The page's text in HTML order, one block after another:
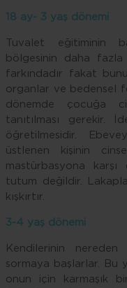
18 ay- 3 yaş dönemi
Tuvalet eğitiminin
bölgesinin daha
farkındadır fakat
organlar ve bedensel
dönemde çocuğa
tanıtılması gerekir.
öğretilmesidir.
üstlenen kişinin
mastürbasyona
tutum değildir.
kışkırtır.
3-4 yaş dönemi
Kendilerinin
sormaya başlarlar. Bu
onun için karmaşık